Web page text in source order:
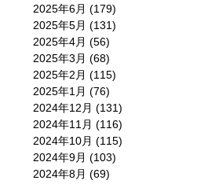
2025年6月 (179)
2025年5月 (131)
2025年4月 (56)
2025年3月 (68)
2025年2月 (115)
2025年1月 (76)
2024年12月 (131)
2024年11月 (116)
2024年10月 (115)
2024年9月 (103)
2024年8月 (69)